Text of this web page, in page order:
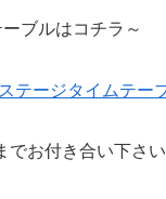
ブルはコチラ～
テージタイムテー
でお付き合い下さい